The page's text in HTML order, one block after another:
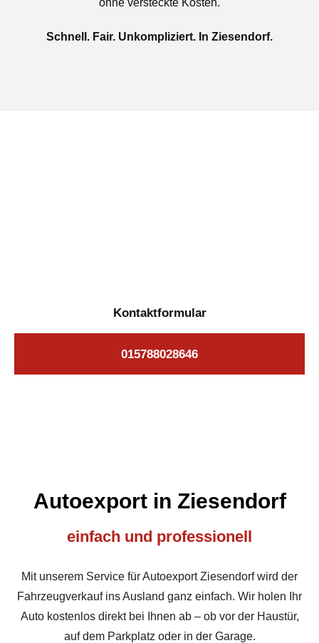
ohne versteckte Kosten.
Schnell. Fair. Unkompliziert. In Ziesendorf.
Kontaktformular
015788028646
Autoexport in Ziesendorf
einfach und professionell
Mit unserem Service für Autoexport Ziesendorf wird der
Fahrzeugverkauf ins Ausland ganz einfach. Wir holen Ihr
Auto kostenlos direkt bei Ihnen ab – ob vor der Haustür,
auf dem Parkplatz oder in der Garage.